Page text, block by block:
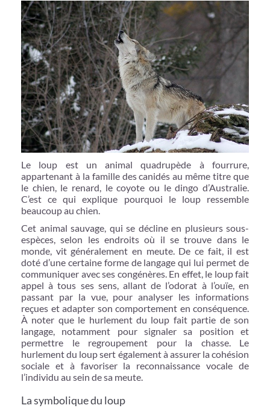
Le loup est un animal quadrupède à fourrure,
appartenant à la famille des canidés au même titre que
le chien, le renard, le coyote ou le dingo d’Australie.
C’est ce qui explique pourquoi le loup ressemble
beaucoup au chien.
Cet animal sauvage, qui se décline en plusieurs sous-
espèces, selon les endroits où il se trouve dans le
monde, vit généralement en meute. De ce fait, il est
doté d’une certaine forme de langage qui lui permet de
communiquer avec ses congénères. En effet, le loup fait
appel à tous ses sens, allant de l’odorat à l’ouïe, en
passant par la vue, pour analyser les informations
reçues et adapter son comportement en conséquence.
À noter que le hurlement du loup fait partie de son
langage, notamment pour signaler sa position et
permettre le regroupement pour la chasse. Le
hurlement du loup sert également à assurer la cohésion
sociale et à favoriser la reconnaissance vocale de
l’individu au sein de sa meute.
La symbolique du loup